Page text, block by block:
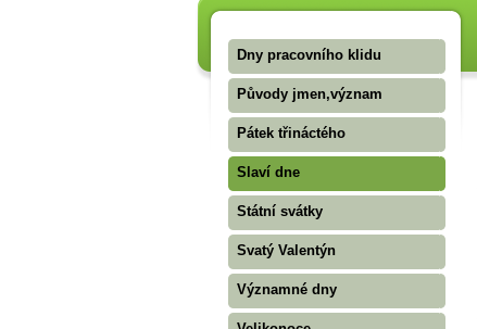
Dny pracovního klidu
Původy jmen,význam
Pátek třináctého
Slaví dne
Státní svátky
Svatý Valentýn
Významné dny